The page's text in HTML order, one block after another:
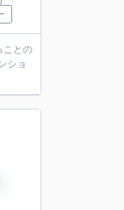
ことの
ショ